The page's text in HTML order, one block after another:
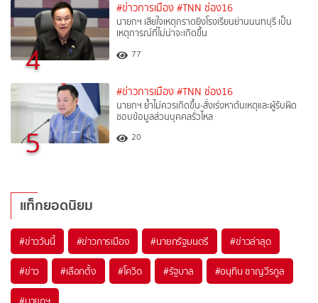
4
#ข่าวการเมือง #TNN ช่อง16
นายกฯ เสียใจเหตุกราดยิงโรงเรียนย่านนนทบุรี เป็น
เหตุการณ์ที่ไม่น่าจะเกิดขึ้น
77
5
#ข่าวการเมือง #TNN ช่อง16
นายกฯ ย้ำไม่ควรเกิดขึ้น-สั่งเร่งหาต้นเหตุและผู้รับผิด
ชอบข้อมูลส่วนบุคคลรั่วไหล
20
แท็กยอดนิยม
#ข่าววันนี้ #ข่าวการเมือง #นายกรัฐมนตรี #ข่าวล่าสุด
#ข่าว #เลือกตั้ง #โควิด #รัฐบาล #อนุทิน ชาญวีรกูล